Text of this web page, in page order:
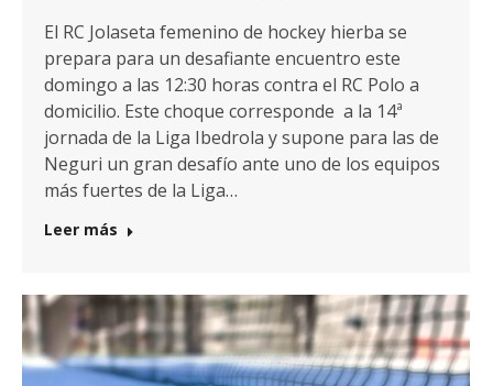
El RC Jolaseta femenino de hockey hierba se
prepara para un desafiante encuentro este
domingo a las 12:30 horas contra el RC Polo a
domicilio. Este choque corresponde a la 14ª
jornada de la Liga Ibedrola y supone para las de
Neguri un gran desafío ante uno de los equipos
más fuertes de la Liga…
Leer más